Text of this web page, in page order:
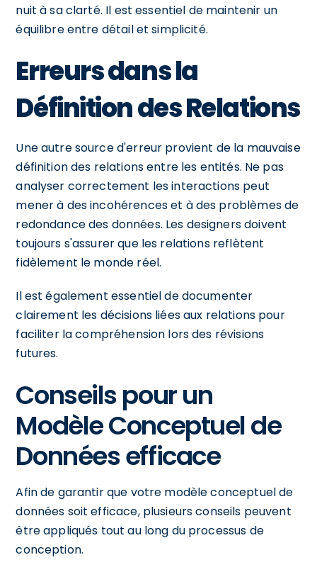
nuit à sa clarté. Il est essentiel de maintenir un
équilibre entre détail et simplicité.
Erreurs dans la
Définition des Relations
Une autre source d'erreur provient de la mauvaise
définition des relations entre les entités. Ne pas
analyser correctement les interactions peut
mener à des incohérences et à des problèmes de
redondance des données. Les designers doivent
toujours s'assurer que les relations reflètent
fidèlement le monde réel.
Il est également essentiel de documenter
clairement les décisions liées aux relations pour
faciliter la compréhension lors des révisions
futures.
Conseils pour un
Modèle Conceptuel de
Données efficace
Afin de garantir que votre modèle conceptuel de
données soit efficace, plusieurs conseils peuvent
être appliqués tout au long du processus de
conception.